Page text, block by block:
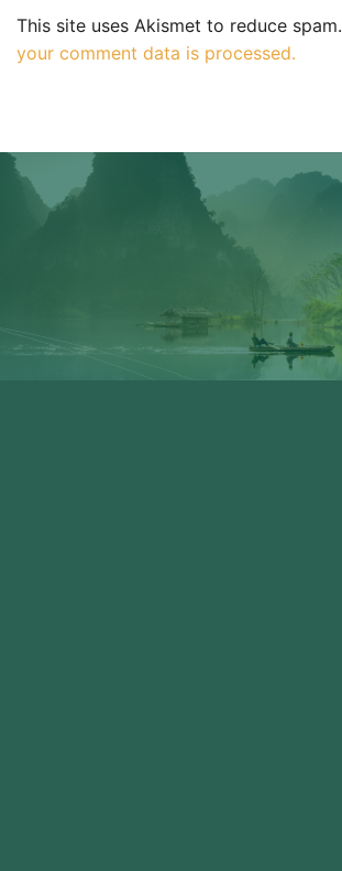
This site uses Akismet to reduce spam.
your comment data is processed.